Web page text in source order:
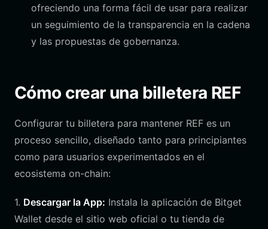
ofreciendo una forma fácil de usar para realizar
un seguimiento de la transparencia en la cadena
y las propuestas de gobernanza.
Cómo crear una billetera REF
Configurar tu billetera para mantener REF es un
proceso sencillo, diseñado tanto para principiantes
como para usuarios experimentados en el
ecosistema on-chain:
1. Descargar la App: Instala la aplicación de Bitget
Wallet desde el sitio web oficial o tu tienda de